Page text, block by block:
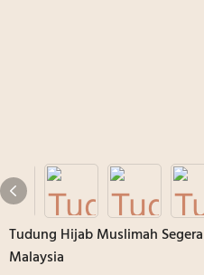
Tudung Hijab Muslimah
Malaysia